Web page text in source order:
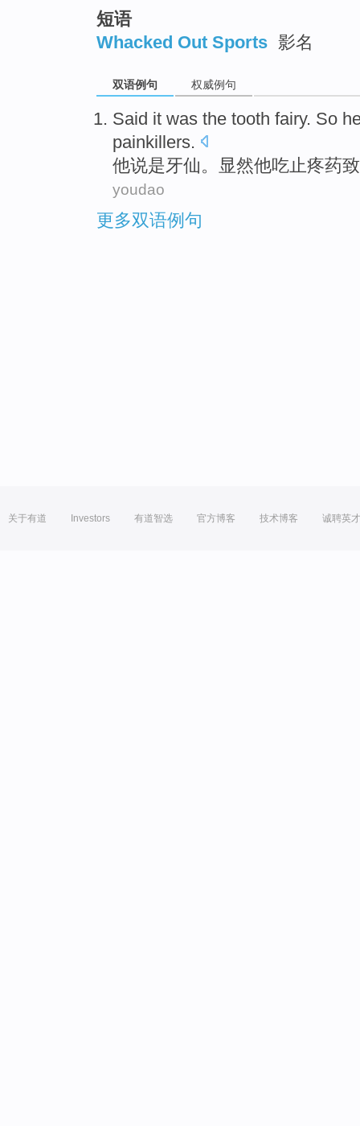
短语
Whacked Out Sports 影名
双语例句 权威例句
Said it was the tooth fairy. So
painkillers.
他说是牙仙。 显然他吃止疼药
youdao
更多双语例句
关于有道 Investors 有道智选 官方博客 技术博客 诚聘英才